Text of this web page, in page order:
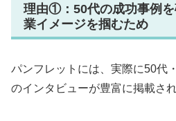
理由①：50代の成功事例
業イメージを掴むため
パンフレットには、実際に50代
のインタビューが豊富に掲載され